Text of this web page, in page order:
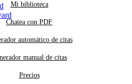
Mi biblioteca
Chatea con PDF
automático de citas
manual de citas
Precios